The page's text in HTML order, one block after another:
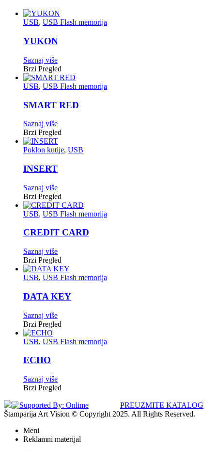
USB, USB Flash memorija
YUKON
Saznaj više
Brzi Pregled
USB, USB Flash memorija
SMART RED
Saznaj više
Brzi Pregled
Poklon kutije, USB
INSERT
Saznaj više
Brzi Pregled
USB, USB Flash memorija
CREDIT CARD
Saznaj više
Brzi Pregled
USB, USB Flash memorija
DATA KEY
Saznaj više
Brzi Pregled
USB, USB Flash memorija
ECHO
Saznaj više
Brzi Pregled
PREUZMITE KATALOG
Štamparija Art Vision © Copyright 2025. All Rights Reserved.
Meni
Reklamni materijal